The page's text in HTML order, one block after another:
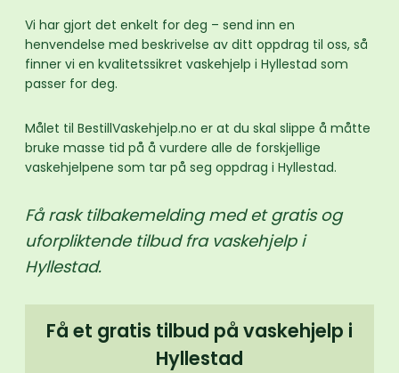
Vi har gjort det enkelt for deg – send inn en
henvendelse med beskrivelse av ditt oppdrag til oss, så
finner vi en kvalitetssikret vaskehjelp i Hyllestad som
passer for deg.
Målet til BestillVaskehjelp.no er at du skal slippe å måtte
bruke masse tid på å vurdere alle de forskjellige
vaskehjelpene som tar på seg oppdrag i Hyllestad.
Få rask tilbakemelding med et gratis og
uforpliktende tilbud fra vaskehjelp i
Hyllestad.
Få et gratis tilbud på vaskehjelp i
Hyllestad